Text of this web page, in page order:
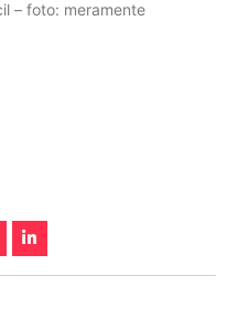
– foto: meramente